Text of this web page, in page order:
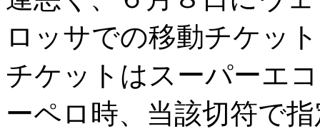
ロッサでの移動チケッ
チケットはスーパーエ
ーペロ時、当該切符で